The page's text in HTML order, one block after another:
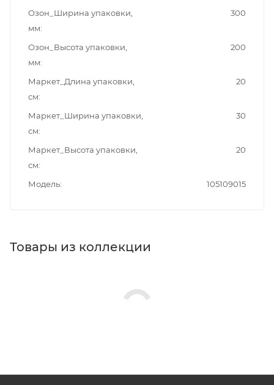
Озон_Ширина упаковки,
мм
300
Озон_Высота упаковки,
мм
200
Маркет_Длина упаковки,
см
20
Маркет_Ширина упаковки,
см
30
Маркет_Высота упаковки,
см
20
Модель 105109015
Товары из коллекции